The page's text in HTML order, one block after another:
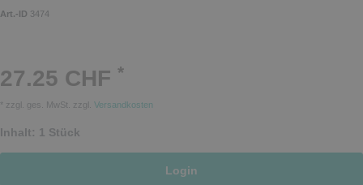
Art.-ID 3474
27.25 CHF *
* zzgl. ges. MwSt. zzgl. Versandkosten
Inhalt: 1 Stück
Login